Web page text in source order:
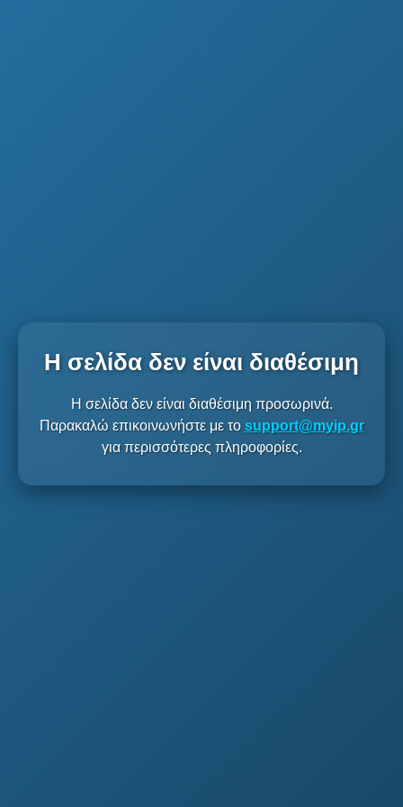
Η σελίδα δεν είναι διαθέσιμη
Η σελίδα δεν είναι διαθέσιμη προσωρινά.
Παρακαλώ επικοινωνήστε με το support@myip.gr
για περισσότερες πληροφορίες.